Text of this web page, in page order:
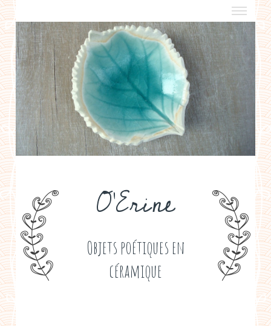
O'Erine
Objets poétiques en
céramique
a propos
boutiques de créateurs
contact
politique de confidentialité